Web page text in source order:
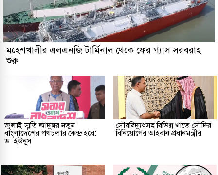
মহেশখালীর এলএনজি টার্মিনাল থেকে ফের গ্যাস সরবরাহ
শুরু
জুলাই স্মৃতি জাদুঘর নতুন
বাংলাদেশের পথচলার কেন্দ্র হবে:
ড. ইউনূস
সৌরবিদ্যুৎসহ বিভিন্ন খাতে সৌদির
বিনিয়োগের আহবান প্রধানমন্ত্রীর